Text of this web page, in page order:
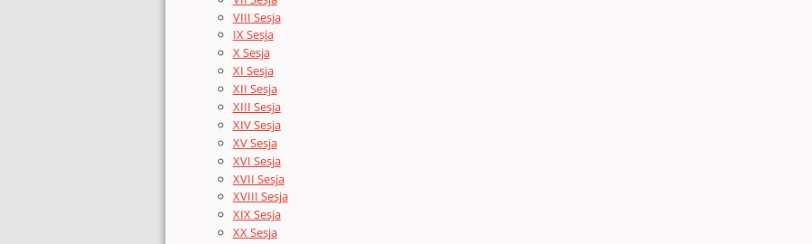
VIII Sesja
IX Sesja
X Sesja
XI Sesja
XII Sesja
XIII Sesja
XIV Sesja
XV Sesja
XVI Sesja
XVII Sesja
XVIII Sesja
XIX Sesja
XX Sesja